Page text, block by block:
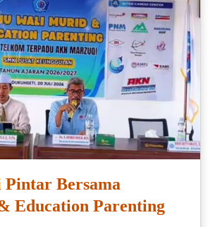
Pintar Bersama
Education Parenting